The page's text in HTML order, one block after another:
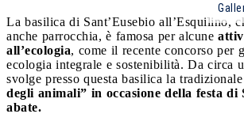
La basilica di Sant’Eusebio all’Esquilino,
anche parrocchia, è famosa per alcune
all’ecologia, come il recente concorso per
ecologia integrale e sostenibilità. Da circa
svolge presso questa basilica la tradizionale
degli animali” in occasione della festa di
abate.